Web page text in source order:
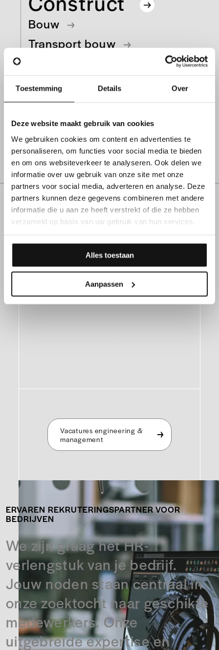
Toestemming Details Over
Deze website maakt gebruik van cookies
We gebruiken cookies om content en advertenties te
personaliseren, om functies voor social media te bieden
en om ons websiteverkeer te analyseren. Ook delen we
informatie over uw gebruik van onze site met onze
partners voor social media, adverteren en analyse. Deze
partners kunnen deze gegevens combineren met andere
informatie die u aan ze heeft verstrekt of die ze hebben
verzameld op basis van uw gebruik van hun services.
Alles toestaan
Aanpassen
Bouw
Transport bouw
Elektricien
Magazijnier
Alle construct vacatures
Ingenieur of
manager?
Vacatures engineering &
management
ERVAREN REKRUTERINGSPARTNER VOOR
BEDRIJVEN
We zijn graag het HR-
verlengstuk van je bedrijf.
Jouw noden staan centraal in
onze zoektocht naar geschikte
medewerkers. Onze
uitgebreide expertise en